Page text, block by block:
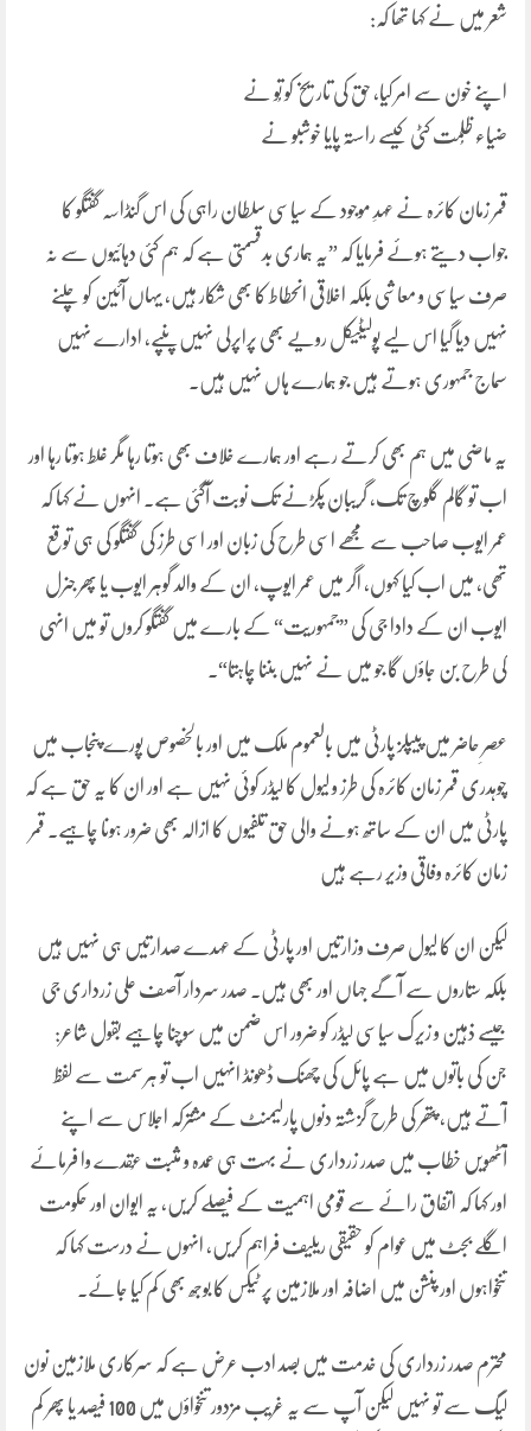
شعر میں نے کہا تھا کہ:
اپنے خون سے امر کیا، حق کی تاریخ کو تُو نے
ضیاء ظُلمت کٹی کیسے راستہ پایا خوشبو نے
قمر زمان کائرہ نے عہدِ موجود کے سیاسی سلطان راہی کی اس گنڈاسہ گفتگو کا
جواب دیتے ہوئے فرمایا کہ ”یہ ہماری بدقسمتی ہے کہ ہم کئی دہائیوں سے نہ
صرف سیاسی و معاشی بلکہ اخلاقی انحطاط کا بھی شکار ہیں، یہاں آئین کو چلنے
نہیں دیا گیا اس لیے پولیٹیکل رویے بھی پراپرلی نہیں پنپے، ادارے نہیں
سماج جمہوری ہوتے ہیں جو ہمارے ہاں نہیں ہیں۔
یہ ماضی میں ہم بھی کرتے رہے اور ہمارے خلاف بھی ہوتا رہا مگر غلط ہوتا رہا اور
اب تو گالم گلوچ تک، گریبان پکڑنے تک نوبت آگئی ہے۔ انہوں نے کہا کہ
عمر ایوب صاحب سے مجھے اسی طرح کی زبان اور اسی طرز کی گفتگو کی ہی توقع
تھی، میں اب کیا کہوں، اگر میں عمر ایوپ، ان کے والد گوہر ایوب یا پھر جنرل
ایوب ان کے دادا جی کی ”جمہوریت“ کے بارے میں گفتگو کروں تو میں انہی
کی طرح بن جاؤں گا جو میں نے نہیں بننا چاہتا“۔
عصرِ حاضر میں پیپلز پارٹی میں بالعموم ملک میں اور بالخصوص پورے پنجاب میں
چوہدری قمر زمان کائرہ کی طرز و لیول کا لیڈر کوئی نہیں ہے اور ان کا یہ حق ہے کہ
پارٹی میں ان کے ساتھ ہونے والی حق تلفیوں کا ازالہ بھی ضرور ہونا چاہیے۔ قمر
زمان کائرہ وفاقی وزیر رہے ہیں
لیکن ان کا لیول صرف وزارتیں اور پارٹی کے عہدے صدارتیں ہی نہیں ہیں
بلکہ ستاروں سے آگے جہاں اور بھی ہیں۔ صدر سردار آصف علی زرداری جی
جیسے ذہین و زیرک سیاسی لیڈر کو ضرور اس ضمن میں سوچنا چاہیے بقول شاعر:
جن کی باتوں میں ہے پائل کی چھنک ڈھونڈ انہیں اب تو ہر سمت سے لفظ
آتے ہیں، پتھر کی طرح گزشتہ دنوں پارلیمنٹ کے مشترکہ اجلاس سے اپنے
آٹھویں خطاب میں صدر زرداری نے بہت ہی عمدہ و مثبت عُقدے وا فرمائے
اور کہا کہ اتفاق رائے سے قومی اہمیت کے فیصلے کریں، یہ ایوان اور حکومت
اگلے بجٹ میں عوام کو حقیقی ریلیف فراہم کریں، انہوں نے درست کہا کہ
تنخواہوں اور پنشن میں اضافہ اور ملازمین پر ٹیکس کا بوجھ بھی کم کیا جائے۔
محترم صدر زرداری کی خدمت میں بصد ادب عرض ہے کہ سرکاری ملازمین نون
لیگ سے تو نہیں لیکن آپ سے یہ غریب مزدور تنخواؤں میں 100 فیصد یا پھر کم